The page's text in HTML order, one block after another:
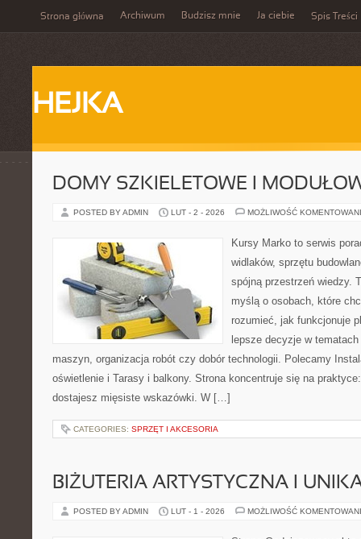
Strona główna Archiwum Budzisz mnie Ja ciebie Spis Treści
HEJKA
DOMY SZKIELETOWE I
POSTED BY ADMIN LUT - 2 - 2026 MOŻLIWOŚĆ
Kursy Marko to serwis
widlaków, sprzętu
spójną przestrzeń wiedzy.
myślą o osobach, które
rozumieć, jak funkcjonuje
lepsze decyzje w
maszyn, organizacja robót czy dobór technologii. Polecamy
oświetlenie i Tarasy i balkony. Strona koncentruje się na
dostajesz mięsiste wskazówki. W […]
CATEGORIES: SPRZĘT I AKCESORIA
BIŻUTERIA ARTYSTYCZNA I
POSTED BY ADMIN LUT - 1 - 2026 MOŻLIWOŚĆ